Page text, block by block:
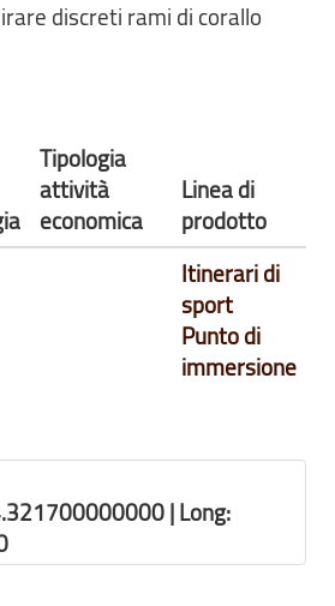
discreti rami di corallo
Tipologia
attività
economica
Linea di
prodotto
Itinerari di
sport
Punto di
immersione
| Long: